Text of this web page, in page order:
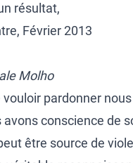
résultat,
Février 2013
Molho
vouloir pardonner
avons conscience de
être source de